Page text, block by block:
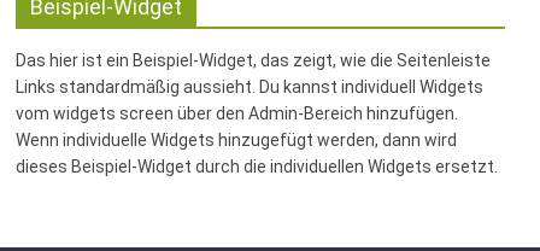
Beispiel-Widget
Das hier ist ein Beispiel-Widget, das zeigt, wie die Seitenleiste
Links standardmäßig aussieht. Du kannst individuell Widgets
vom widgets screen über den Admin-Bereich hinzufügen.
Wenn individuelle Widgets hinzugefügt werden, dann wird
dieses Beispiel-Widget durch die individuellen Widgets ersetzt.